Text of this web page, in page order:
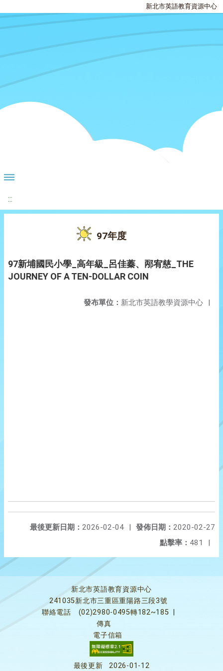
新北市英語教育資源中心
:::
97年度
97新埔國民小學_高年級_呂佳蓁、邴宥慈_THE
JOURNEY OF A TEN-DOLLAR COIN
發布單位： 新北市英語教學資源中心 |
發佈日期： 2020-02-27
最後更新日期： 2026-02-04
|
點擊率： 481 |
新北市英語教育資源中心
241035新北市三重區重陽路三段3號
聯絡電話
(02)2980-0495轉182~185
傳真
電子信箱
最後更新 2026-01-12